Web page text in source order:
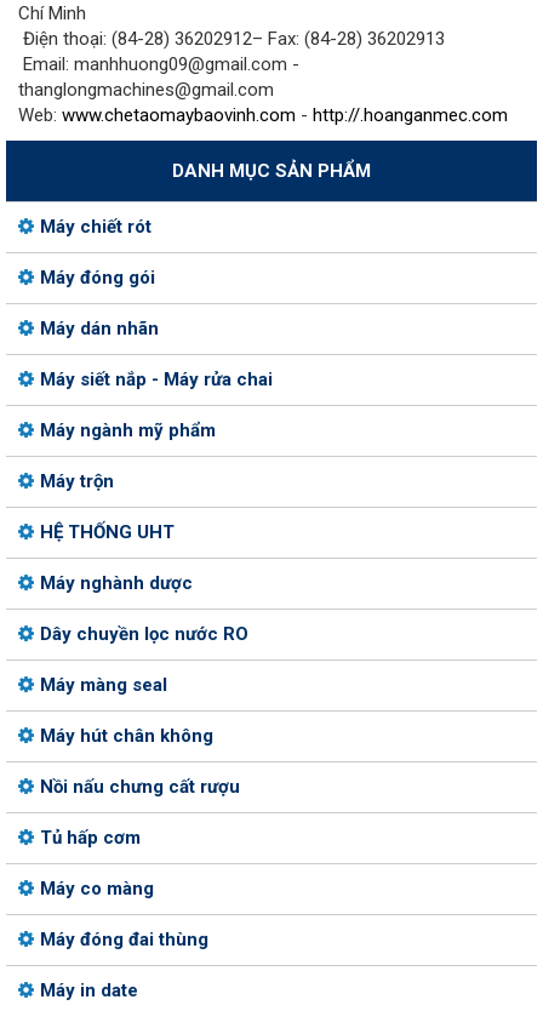
Chí Minh
Điện thoại: (84-28) 36202912– Fax: (84-28) 36202913
Email: manhhuong09@gmail.com -
thanglongmachines@gmail.com
Web: www.chetaomaybaovinh.com - http://.hoanganmec.com
DANH MỤC SẢN PHẨM
Máy chiết rót
Máy đóng gói
Máy dán nhãn
Máy siết nắp - Máy rửa chai
Máy ngành mỹ phẩm
Máy trộn
HỆ THỐNG UHT
Máy nghành dược
Dây chuyền lọc nước RO
Máy màng seal
Máy hút chân không
Nồi nấu chưng cất rượu
Tủ hấp cơm
Máy co màng
Máy đóng đai thùng
Máy in date